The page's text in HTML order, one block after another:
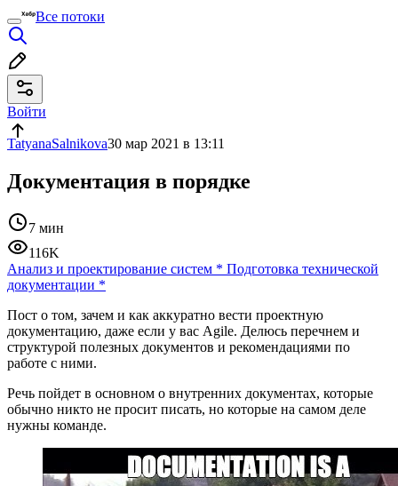
Все потоки
Войти
TatyanaSalnikova30 мар 2021 в 13:11
Документация в порядке
7 мин
116K
Анализ и проектирование систем * Подготовка технической
документации *
Пост о том, зачем и как аккуратно вести проектную
документацию, даже если у вас Agile. Делюсь перечнем и
структурой полезных документов и рекомендациями по
работе с ними.
Речь пойдет в основном о внутренних документах, которые
обычно никто не просит писать, но которые на самом деле
нужны команде.